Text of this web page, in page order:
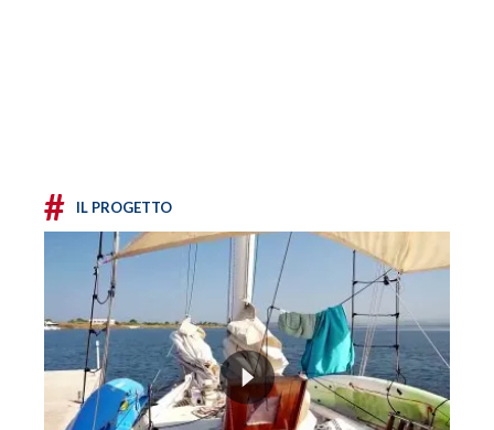
# IL PROGETTO